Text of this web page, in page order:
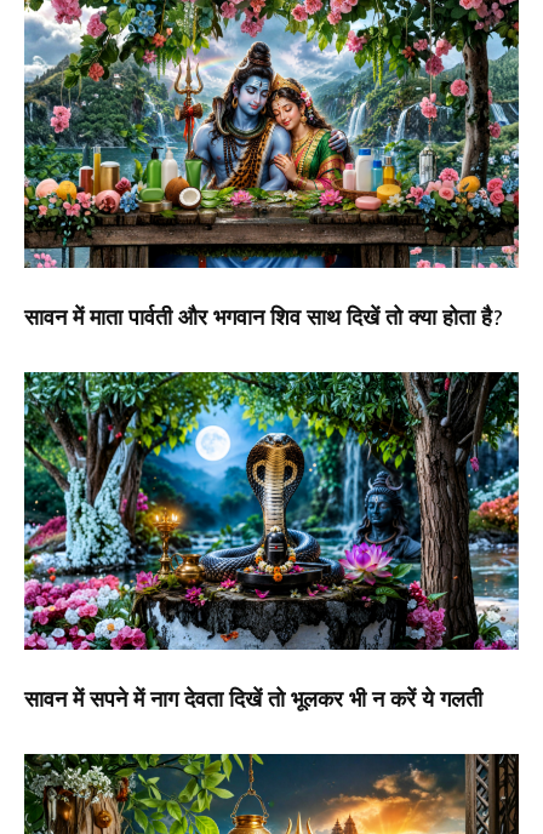
सावन में माता पार्वती और भगवान शिव साथ दिखें तो क्या होता है?
सावन में सपने में नाग देवता दिखें तो भूलकर भी न करें ये गलती